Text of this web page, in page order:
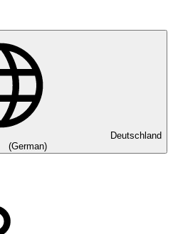
Deutschland
(German)